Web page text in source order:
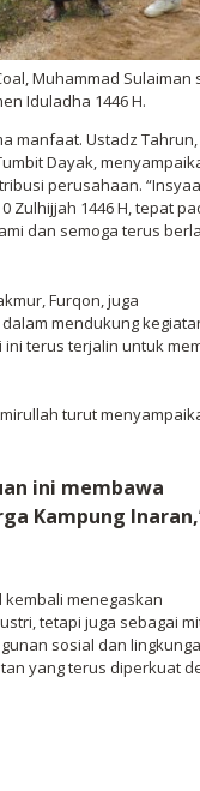
Muhammad Sulaiman
Iduladha 1446 H.
manfaat. Ustadz Tahrun,
Dayak,
perusahaan.
Zulhijjah 1446 H, tepat
dan semoga terus
Furqon, juga
mendukung
terus terjalin untuk
turut
ini membawa
Kampung
kembali menegaskan
tetapi juga sebagai
sosial dan
yang terus diperkuat